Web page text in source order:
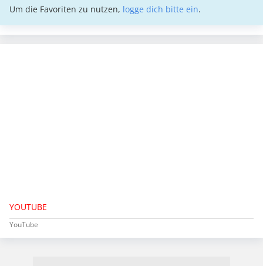
Um die Favoriten zu nutzen, logge dich bitte ein.
YOUTUBE
YouTube